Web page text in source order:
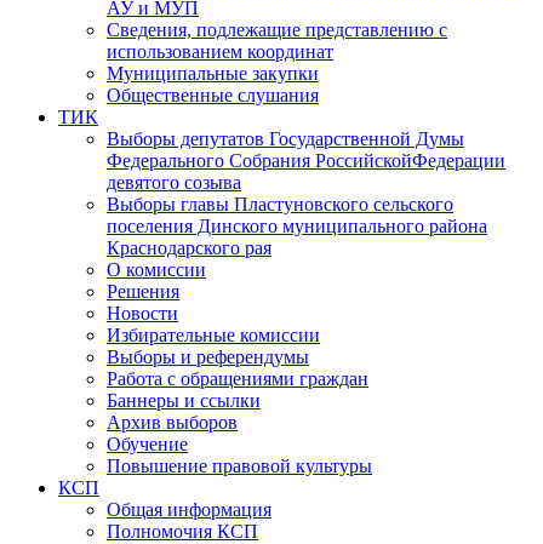
АУ и МУП
Сведения, подлежащие представлению с
использованием координат
Муниципальные закупки
Общественные слушания
ТИК
Выборы депутатов Государственной Думы
Федерального Собрания РоссийскойФедерации
девятого созыва
Выборы главы Пластуновского сельского
поселения Динского муниципального района
Краснодарского рая
О комиссии
Решения
Новости
Избирательные комиссии
Выборы и референдумы
Работа с обращениями граждан
Баннеры и ссылки
Архив выборов
Обучение
Повышение правовой культуры
КСП
Общая информация
Полномочия КСП